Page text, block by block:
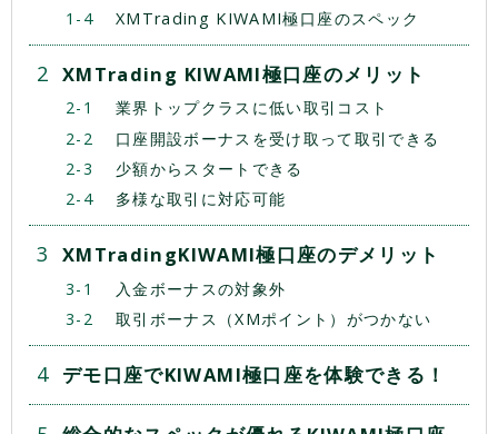
XMTrading KIWAMI極口座のスペック
XMTrading KIWAMI極口座のメリット
業界トップクラスに低い取引コスト
口座開設ボーナスを受け取って取引できる
少額からスタートできる
多様な取引に対応可能
XMTradingKIWAMI極口座のデメリット
入金ボーナスの対象外
取引ボーナス（XMポイント）がつかない
デモ口座でKIWAMI極口座を体験できる！